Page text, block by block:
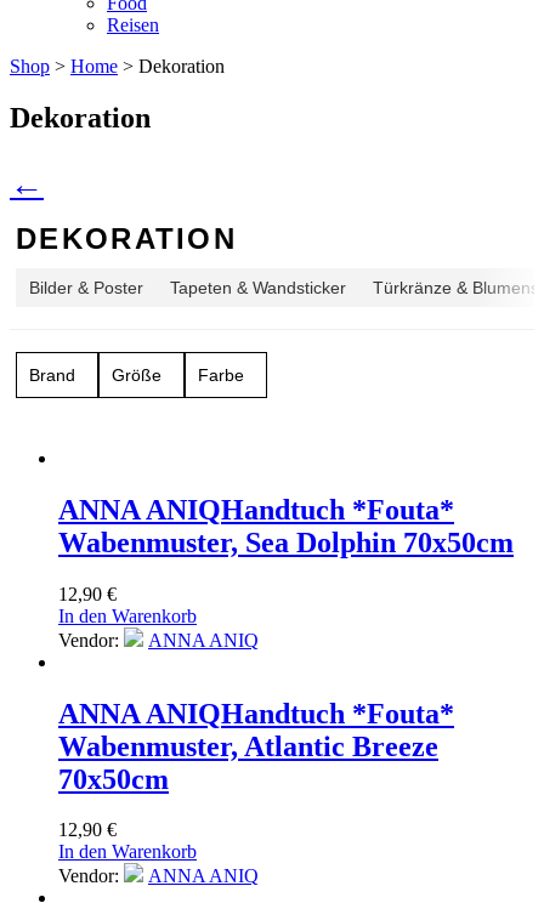
Reisen
Shop > Home > Dekoration
Dekoration
←
DEKORATION
Bilder & Poster Tapeten & Wandsticker Türkränze &
Brand Größe Farbe
ANNA ANIQHandtuch *Fouta*
Wabenmuster, Sea Dolphin 70x50cm
12,90 €
In den Warenkorb
Vendor:
ANNA ANIQ
ANNA ANIQHandtuch *Fouta*
Wabenmuster, Atlantic Breeze
70x50cm
12,90 €
In den Warenkorb
Vendor:
ANNA ANIQ